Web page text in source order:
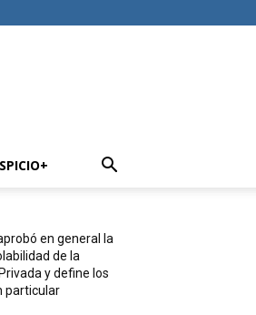
en general la
de la
y define los
particular